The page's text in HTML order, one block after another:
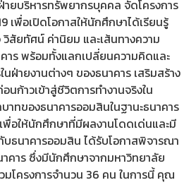
ยบริหารทรัพยากรบุคคล จัดโครงการ
เพื่อเปิดโอกาสให้นักศึกษาได้เรียนรู้
สัยทัศน์ ค่านิยม และเส้นทางความ
าร พร้อมทั้งแลกเปลี่ยนความคิดและ
ฝ่ายงานต่างๆ ของธนาคาร เสริมสร้าง
นก้าวเข้าสู่ชีวิตการทำงานจริงใน
าทของธนาคารออมสินในฐานะธนาคาร
พื่อให้นักศึกษาที่มีผลงานโดดเด่นและมี
บธนาคารออมสิน ได้รับโอกาสพิจารณา
คาร ซึ่งมีนักศึกษาจากมหาวิทยาลัย
มโครงการจำนวน 36 คน ในการนี้ คุณ